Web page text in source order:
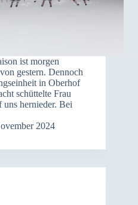
ist morgen
gestern. Dennoch
in Oberhof
schüttelte Frau
hernieder. Bei
2024